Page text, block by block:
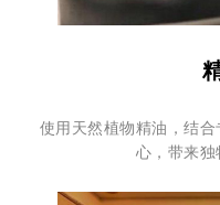
使用天然植物精油，结
心，带来独